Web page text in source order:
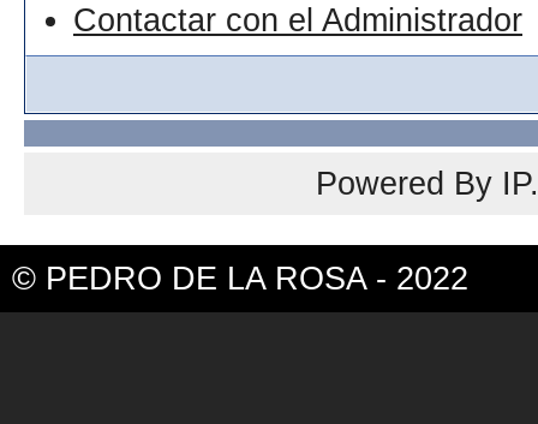
Contactar con el Administrador
Powered By
© PEDRO DE LA ROSA - 2022